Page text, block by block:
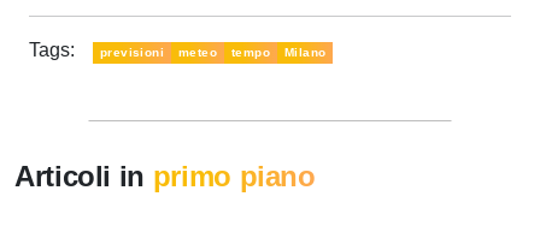
Tags: previsioni meteo tempo Milano
Articoli in primo piano